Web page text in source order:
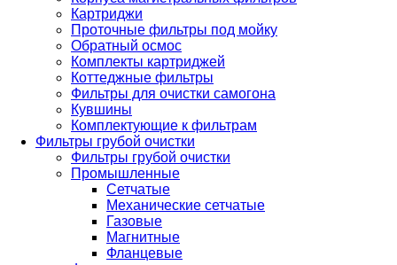
Картриджи
Проточные фильтры под мойку
Обратный осмос
Комплекты картриджей
Коттеджные фильтры
Фильтры для очистки самогона
Кувшины
Комплектующие к фильтрам
Фильтры грубой очистки
Фильтры грубой очистки
Промышленные
Сетчатые
Механические сетчатые
Газовые
Магнитные
Фланцевые